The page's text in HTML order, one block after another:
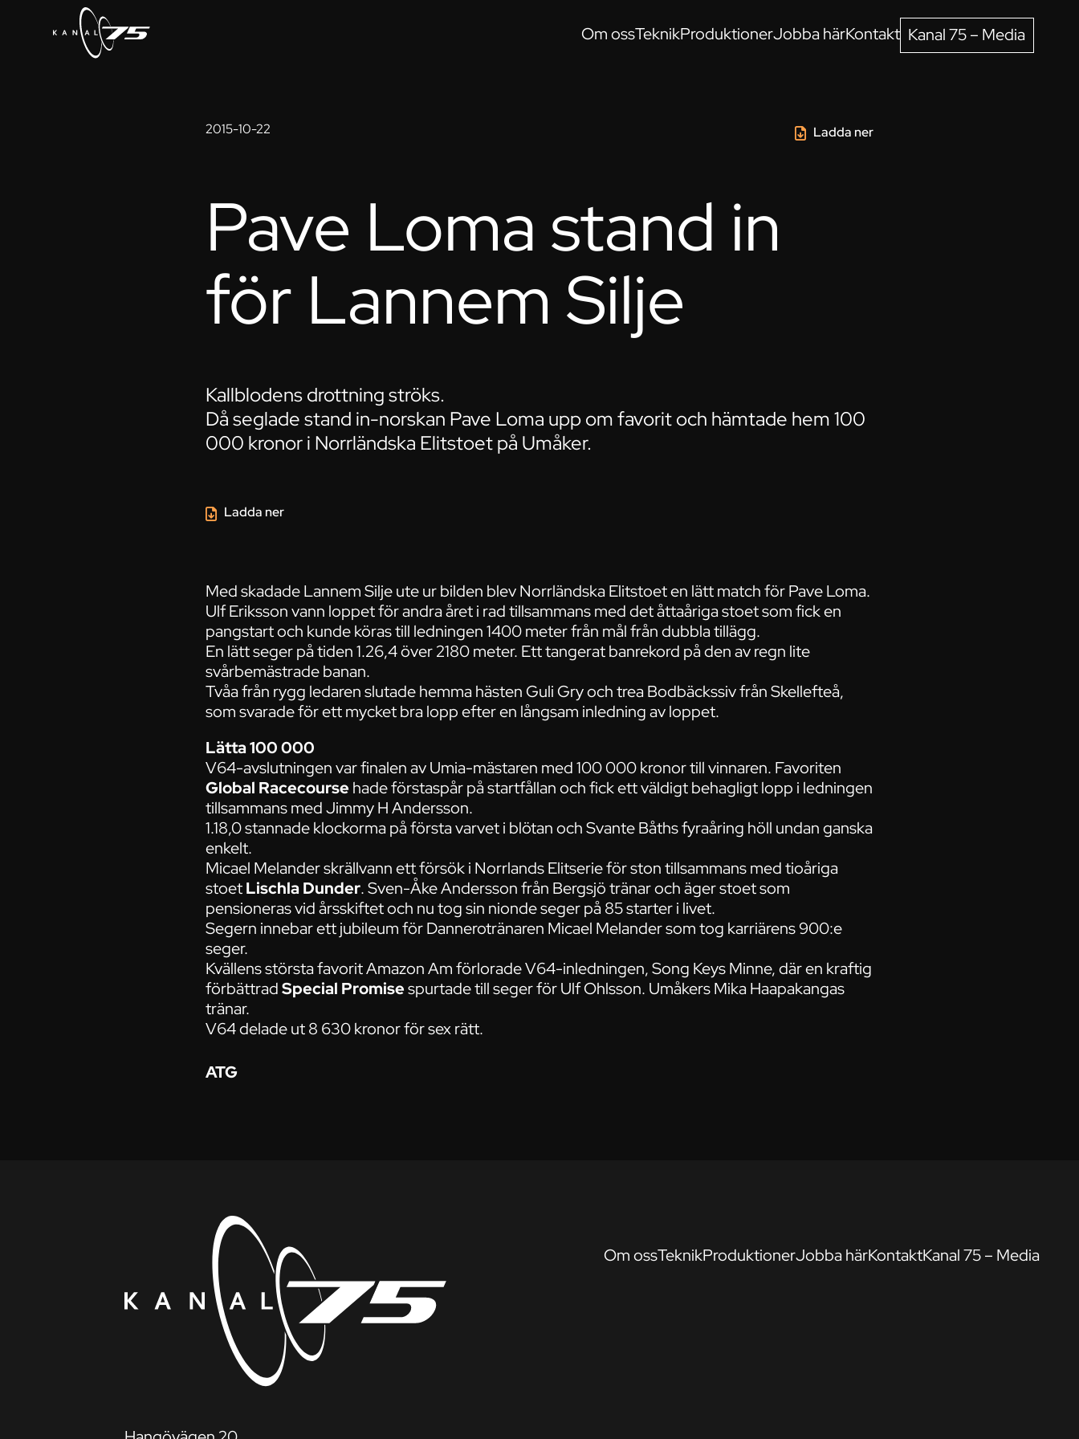
Om ossTeknikProduktionerJobba härKontakt Kanal 75 – Media
2015-10-22 Ladda ner
Pave Loma stand in
för Lannem Silje
Kallblodens drottning ströks.
Då seglade stand in-norskan Pave Loma upp om favorit och hämtade hem 100
000 kronor i Norrländska Elitstoet på Umåker.
Med skadade Lannem Silje ute ur bilden blev Norrländska Elitstoet en lätt match för Pave Loma.
Ulf Eriksson vann loppet för andra året i rad tillsammans med det åttaåriga stoet som fick en
pangstart och kunde köras till ledningen 1400 meter från mål från dubbla tillägg.
En lätt seger på tiden 1.26,4 över 2180 meter. Ett tangerat banrekord på den av regn lite
svårbemästrade banan.
Tvåa från rygg ledaren slutade hemma hästen Guli Gry och trea Bodbäckssiv från Skellefteå,
som svarade för ett mycket bra lopp efter en långsam inledning av loppet.
Lätta 100 000
V64-avslutningen var finalen av Umia-mästaren med 100 000 kronor till vinnaren. Favoriten
Global Racecourse hade förstaspår på startfållan och fick ett väldigt behagligt lopp i ledningen
tillsammans med Jimmy H Andersson.
1.18,0 stannade klockorma på första varvet i blötan och Svante Båths fyraåring höll undan ganska
enkelt.
Micael Melander skrällvann ett försök i Norrlands Elitserie för ston tillsammans med tioåriga
stoetLischla Dunder. Sven-Åke Andersson från Bergsjö tränar och äger stoet som
pensioneras vid årsskiftet och nu tog sin nionde seger på 85 starter i livet.
Segern innebar ett jubileum för Dannerotränaren Micael Melander som tog karriärens 900:e
seger.
Kvällens största favorit Amazon Am förlorade V64-inledningen, Song Keys Minne, där en kraftig
förbättradSpecial Promisespurtade till seger för Ulf Ohlsson. Umåkers Mika Haapakangas
tränar.
V64 delade ut 8 630 kronor för sex rätt.
Ladda ner
ATG
Om ossTeknikProduktionerJobba härKontaktKanal 75 – Media